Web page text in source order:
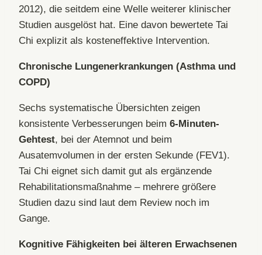
2012), die seitdem eine Welle weiterer klinischer
Studien ausgelöst hat. Eine davon bewertete Tai
Chi explizit als kosteneffektive Intervention.
Chronische Lungenerkrankungen (Asthma und
COPD)
Sechs systematische Übersichten zeigen
konsistente Verbesserungen beim 6-Minuten-
Gehtest, bei der Atemnot und beim
Ausatemvolumen in der ersten Sekunde (FEV1).
Tai Chi eignet sich damit gut als ergänzende
Rehabilitationsmaßnahme – mehrere größere
Studien dazu sind laut dem Review noch im
Gange.
Kognitive Fähigkeiten bei älteren Erwachsenen